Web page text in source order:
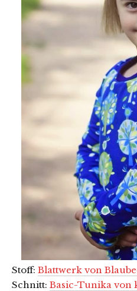
Stoff: Blattwerk von
Schnitt: Basic-Tunika von